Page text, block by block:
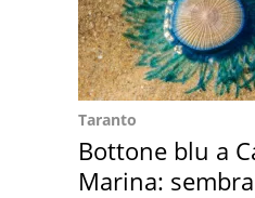
Taranto
Bottone blu a
Marina: